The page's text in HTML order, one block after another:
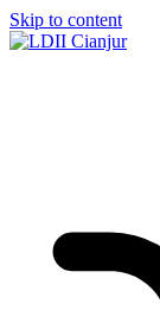
Skip to content